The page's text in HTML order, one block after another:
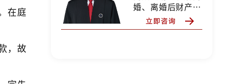
在庭
，故
婚、离婚后财产纠
纷、股权期权分
割、财富规划、遗